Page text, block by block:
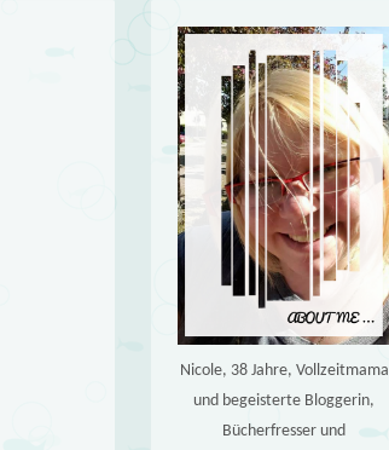
Nicole, 38 Jahre, Vollzeitmama
und begeisterte Bloggerin,
Bücherfresser und